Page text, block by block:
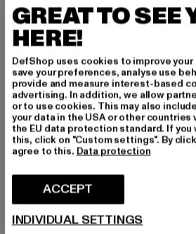
EWING
33 HI Non Strap
651,55 DKK
Nuværende pris: 651,55 DKK
785,00 DKKKampagnepris:
33 HI
667,25
GREAT TO SEE
HERE!
DefShop uses cookies to improve
save your preferences, analyse use
provide and measure interest-based
advertising. In addition, we allow
or to use cookies. This may also
your data in the USA or other countries
the EU data protection standard. If you
this, click on "Custom settings". By
agree to this. Data protection
ACCEPT
INDIVIDUAL SETTINGS